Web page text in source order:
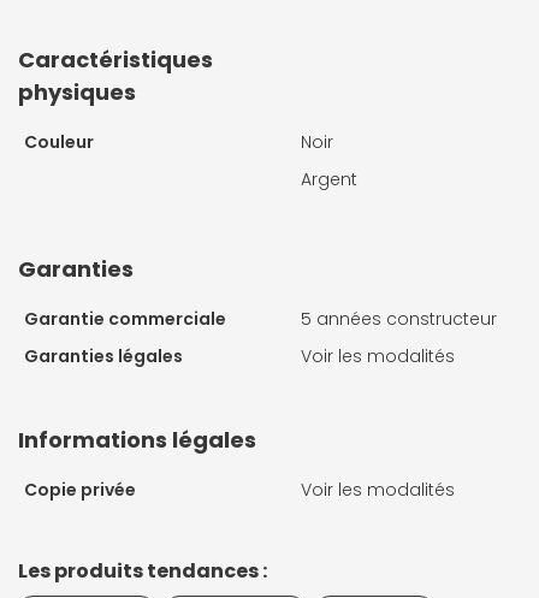
Caractéristiques
physiques
Couleur
Noir
Argent
Garanties
Garantie commerciale
5 années constructeur
Garanties légales
Voir les modalités
Informations légales
Copie privée Voir les modalités
Les produits tendances :